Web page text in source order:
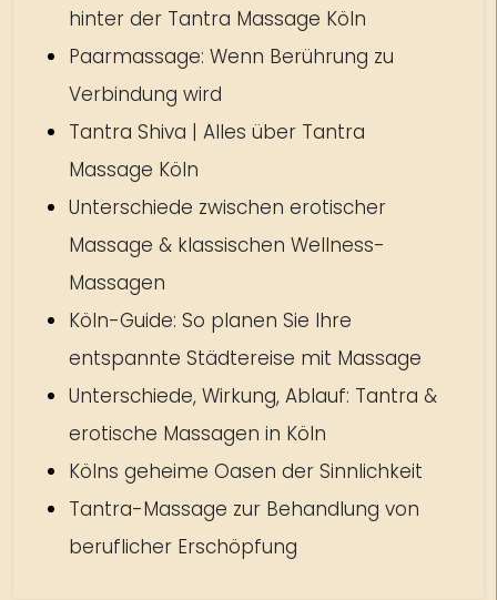
hinter der Tantra Massage Köln
Paarmassage: Wenn Berührung zu
Verbindung wird
Tantra Shiva | Alles über Tantra
Massage Köln
Unterschiede zwischen erotischer
Massage & klassischen Wellness-
Massagen
Köln-Guide: So planen Sie Ihre
entspannte Städtereise mit Massage
Unterschiede, Wirkung, Ablauf: Tantra &
erotische Massagen in Köln
Kölns geheime Oasen der Sinnlichkeit
Tantra-Massage zur Behandlung von
beruflicher Erschöpfung